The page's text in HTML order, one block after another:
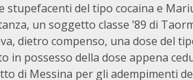
stupefacenti del tipo cocaina e
un soggetto classe ’89 di
dietro compenso, una dose del
in possesso della dose appena
di Messina per gli adempimenti